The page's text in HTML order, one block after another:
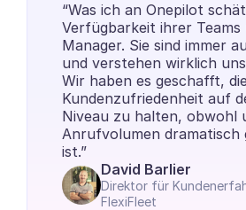
“Was ich an Onepilot
Verfügbarkeit ihrer Teams
Manager. Sie sind immer
und verstehen wirklich
Wir haben es geschafft,
Kundenzufriedenheit auf
Niveau zu halten, obwohl
Anrufvolumen dramatisch
ist.”
David Barlier
Direktor für
FlexiFleet